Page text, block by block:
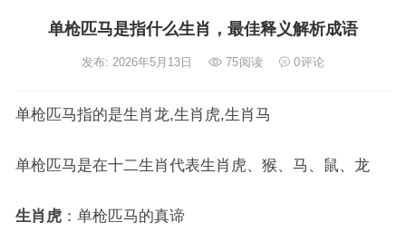
单枪匹马是指什么生肖，最佳释义解析成语
发布: 2026年5月13日 75阅读 0评论
单枪匹马指的是生肖龙,生肖虎,生肖马
单枪匹马是在十二生肖代表生肖虎、猴、马、鼠、龙
生肖虎：单枪匹马的真谛